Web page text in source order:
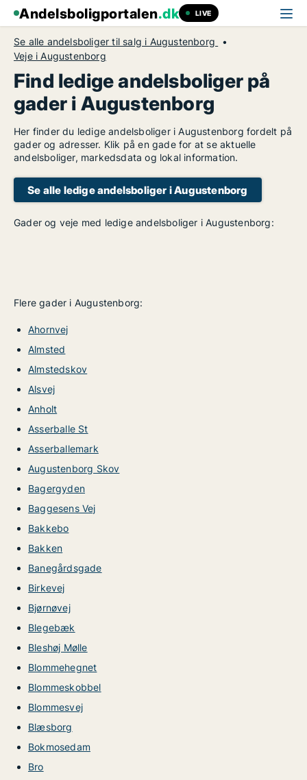
Andelsboligportalen.dk LIVE
Se alle andelsboliger til salg i Augustenborg
Veje i Augustenborg
Find ledige andelsboliger på
gader i Augustenborg
Her finder du ledige andelsboliger i Augustenborg fordelt på
gader og adresser. Klik på en gade for at se aktuelle
andelsboliger, markedsdata og lokal information.
Se alle ledige andelsboliger i Augustenborg
Gader og veje med ledige andelsboliger i Augustenborg:
Flere gader i Augustenborg:
Ahornvej
Almsted
Almstedskov
Alsvej
Anholt
Asserballe St
Asserballemark
Augustenborg Skov
Bagergyden
Baggesens Vej
Bakkebo
Bakken
Banegårdsgade
Birkevej
Bjørnøvej
Blegebæk
Bleshøj Mølle
Blommehegnet
Blommeskobbel
Blommesvej
Blæsborg
Bokmosedam
Bro